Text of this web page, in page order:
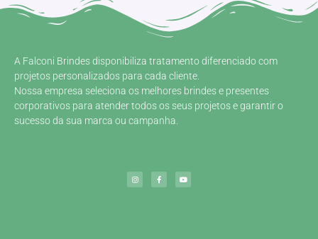
A Falconi Brindes disponibiliza tratamento diferenciado com
projetos personalizados para cada cliente.
Nossa empresa seleciona os melhores brindes e presentes
corporativos para atender todos os seus projetos e garantir o
sucesso da sua marca ou campanha.